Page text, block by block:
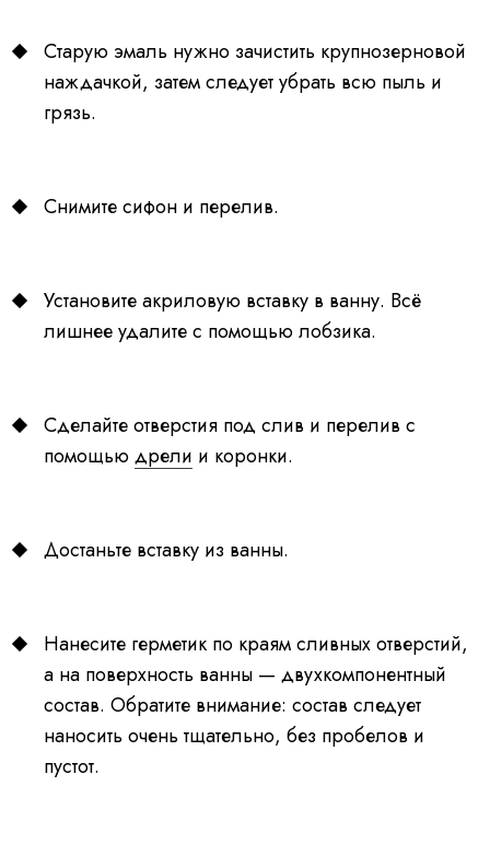
Старую эмаль нужно зачистить крупнозерновой
наждачкой, затем следует убрать всю пыль и
грязь.
Снимите сифон и перелив.
Установите акриловую вставку в ванну. Всё
лишнее удалите с помощью лобзика.
Сделайте отверстия под слив и перелив с
помощьюдрели и коронки.
Достаньте вставку из ванны.
Нанесите герметик по краям сливных отверстий,
а на поверхность ванны — двухкомпонентный
состав. Обратите внимание: состав следует
наносить очень тщательно, без пробелов и
пустот.